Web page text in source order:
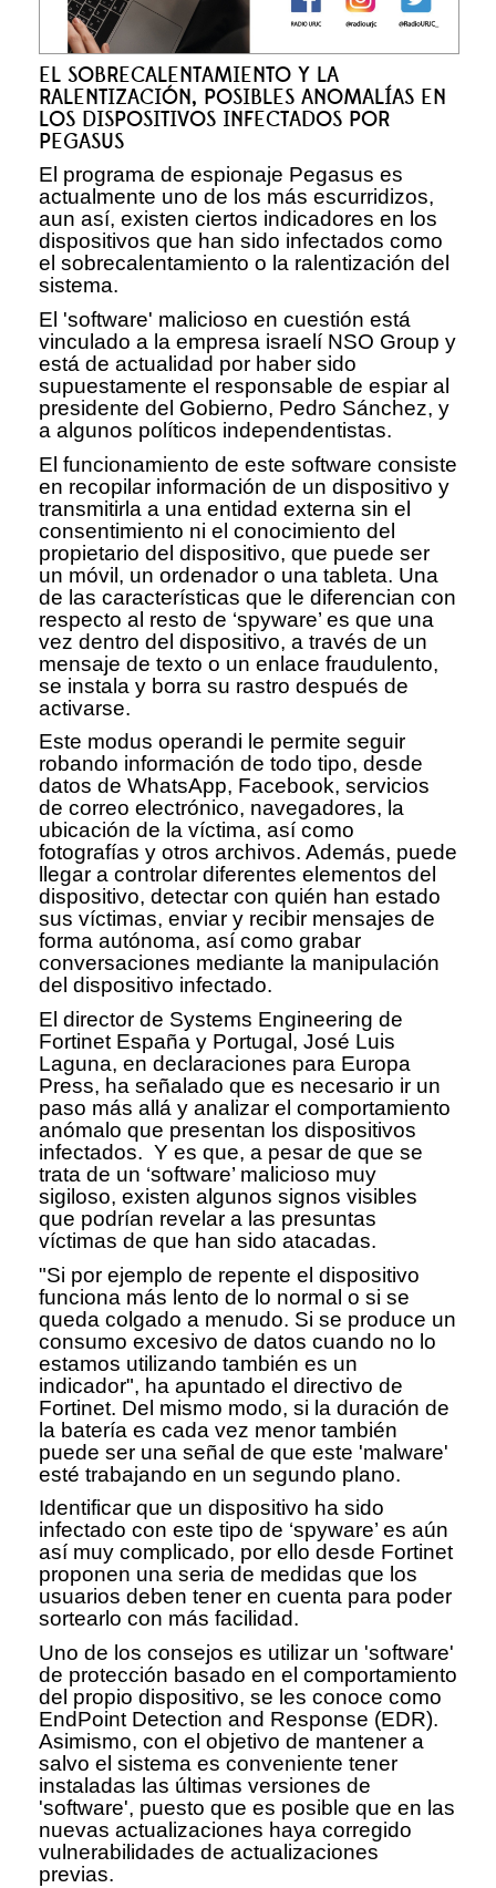
EL SOBRECALENTAMIENTO Y LA
RALENTIZACIÓN, POSIBLES ANOMALÍAS EN
LOS DISPOSITIVOS INFECTADOS POR
PEGASUS
El programa de espionaje Pegasus es
actualmente uno de los más escurridizos,
aun así, existen ciertos indicadores en los
dispositivos que han sido infectados como
el sobrecalentamiento o la ralentización del
sistema.
El 'software' malicioso en cuestión está
vinculado a la empresa israelí NSO Group y
está de actualidad por haber sido
supuestamente el responsable de espiar al
presidente del Gobierno, Pedro Sánchez, y
a algunos políticos independentistas.
El funcionamiento de este software consiste
en recopilar información de un dispositivo y
transmitirla a una entidad externa sin el
consentimiento ni el conocimiento del
propietario del dispositivo, que puede ser
un móvil, un ordenador o una tableta. Una
de las características que le diferencian con
respecto al resto de ‘spyware’ es que una
vez dentro del dispositivo, a través de un
mensaje de texto o un enlace fraudulento,
se instala y borra su rastro después de
activarse.
Este modus operandi le permite seguir
robando información de todo tipo, desde
datos de WhatsApp, Facebook, servicios
de correo electrónico, navegadores, la
ubicación de la víctima, así como
fotografías y otros archivos. Además, puede
llegar a controlar diferentes elementos del
dispositivo, detectar con quién han estado
sus víctimas, enviar y recibir mensajes de
forma autónoma, así como grabar
conversaciones mediante la manipulación
del dispositivo infectado.
El director de Systems Engineering de
Fortinet España y Portugal, José Luis
Laguna, en declaraciones para Europa
Press, ha señalado que es necesario ir un
paso más allá y analizar el comportamiento
anómalo que presentan los dispositivos
infectados. Y es que, a pesar de que se
trata de un ‘software’ malicioso muy
sigiloso, existen algunos signos visibles
que podrían revelar a las presuntas
víctimas de que han sido atacadas.
"Si por ejemplo de repente el dispositivo
funciona más lento de lo normal o si se
queda colgado a menudo. Si se produce un
consumo excesivo de datos cuando no lo
estamos utilizando también es un
indicador", ha apuntado el directivo de
Fortinet. Del mismo modo, si la duración de
la batería es cada vez menor también
puede ser una señal de que este 'malware'
esté trabajando en un segundo plano.
Identificar que un dispositivo ha sido
infectado con este tipo de ‘spyware’ es aún
así muy complicado, por ello desde Fortinet
proponen una seria de medidas que los
usuarios deben tener en cuenta para poder
sortearlo con más facilidad.
Uno de los consejos es utilizar un 'software'
de protección basado en el comportamiento
del propio dispositivo, se les conoce como
EndPoint Detection and Response (EDR).
Asimismo, con el objetivo de mantener a
salvo el sistema es conveniente tener
instaladas las últimas versiones de
'software', puesto que es posible que en las
nuevas actualizaciones haya corregido
vulnerabilidades de actualizaciones
previas.